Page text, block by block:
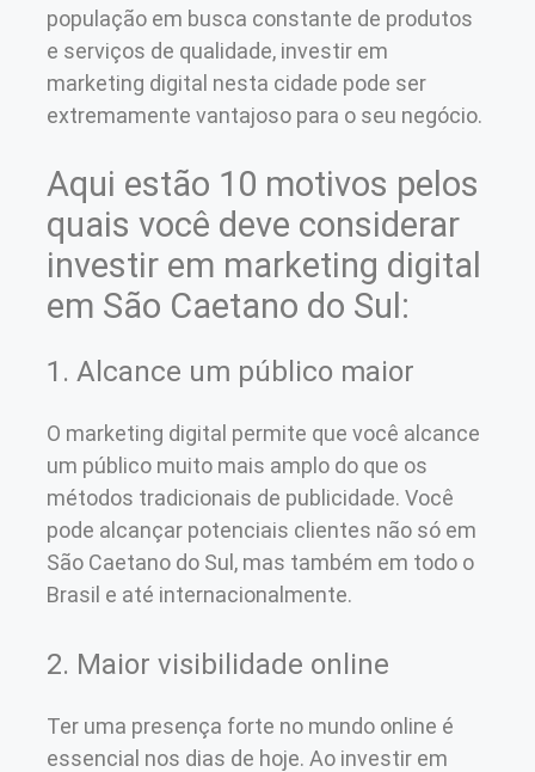
população em busca constante de produtos
e serviços de qualidade, investir em
marketing digital nesta cidade pode ser
extremamente vantajoso para o seu negócio.
Aqui estão 10 motivos pelos
quais você deve considerar
investir em marketing digital
em São Caetano do Sul:
1. Alcance um público maior
O marketing digital permite que você alcance
um público muito mais amplo do que os
métodos tradicionais de publicidade. Você
pode alcançar potenciais clientes não só em
São Caetano do Sul, mas também em todo o
Brasil e até internacionalmente.
2. Maior visibilidade online
Ter uma presença forte no mundo online é
essencial nos dias de hoje. Ao investir em